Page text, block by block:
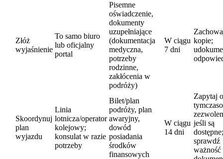
Złóż
wyjaśnienie
To samo biuro
lub oficjalny
portal
Pisemne
oświadczenie,
dokumenty
uzupełniające
(dokumentacja
medyczna,
potrzeby
rodzinne,
zakłócenia w
podróży)
W ciągu
7 dni
kopie;
Skoordynuj
plan
wyjazdu
Linia
lotnicza/operator
kolejowy;
konsulat w razie
potrzeby
Bilet/plan
podróży, plan
awaryjny,
dowód
posiadania
środków
finansowych
W ciągu
14 dni
Zapytaj o
jeśli są
dostępne;
sprawdź
ważność